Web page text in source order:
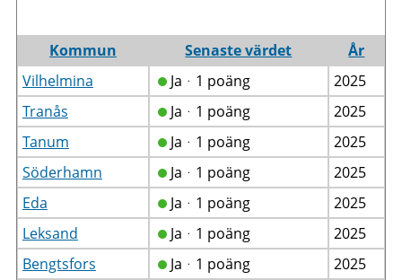
Kommun Senaste värdet
År
Vilhelmina
Jaᆞ1 poäng
2025
Tranås
Jaᆞ1 poäng
2025
Tanum
Jaᆞ1 poäng
2025
Söderhamn
Jaᆞ1 poäng
2025
Eda
Jaᆞ1 poäng
2025
Leksand
Jaᆞ1 poäng
2025
Bengtsfors
Jaᆞ1 poäng 2025